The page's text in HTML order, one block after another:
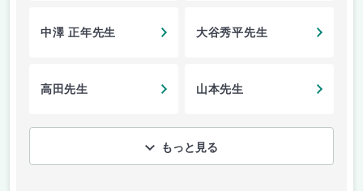
中澤 正年先生 大谷秀平先生
高田先生 山本先生
もっと見る